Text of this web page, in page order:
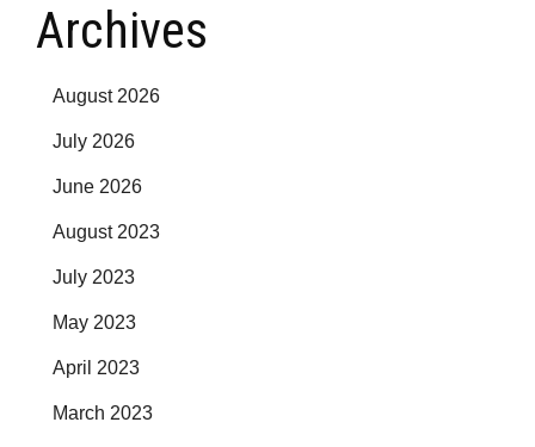
Archives
August 2026
July 2026
June 2026
August 2023
July 2023
May 2023
April 2023
March 2023